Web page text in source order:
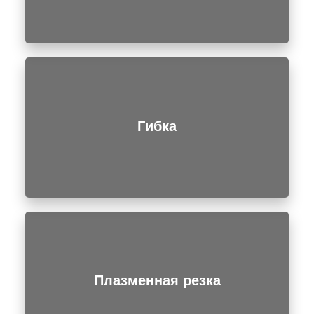
Гибка
Плазменная резка